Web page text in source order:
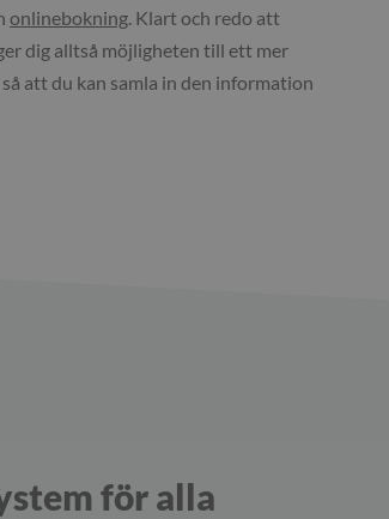
onlinebokning . Klart och redo att
dig alltså möjligheten till ett mer
att du kan samla in den information
för alla